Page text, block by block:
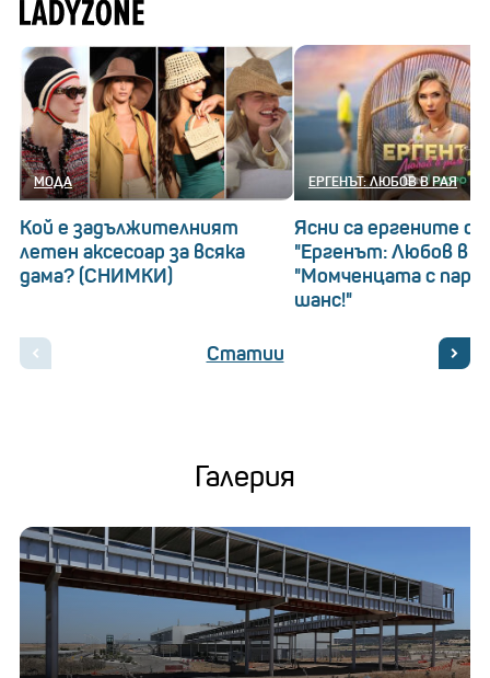
МОДА
Кой е задължителният
летен аксесоар за всяка
дама? (СНИМКИ)
ЕРГЕНЪТ: ЛЮБОВ В РАЯ
Ясни са ергените от
"Ергенът: Любов в
"Момченцата с
шанс!"
Статии
Галерия